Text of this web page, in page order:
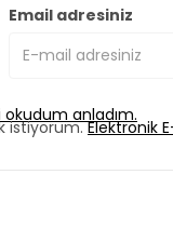
Email adresiniz
okudum anladım.
istiyorum.Elektronik